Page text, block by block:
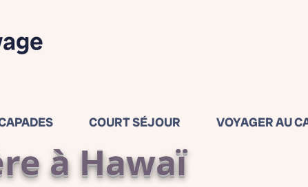
COURT SÉJOUR VOYAGER AU
à Hawaï